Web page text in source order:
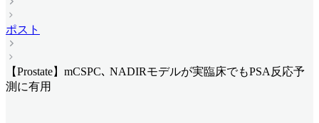
ポスト
【Prostate】mCSPC､ NADIRモデルが実臨床でもPSA反応予
測に有用